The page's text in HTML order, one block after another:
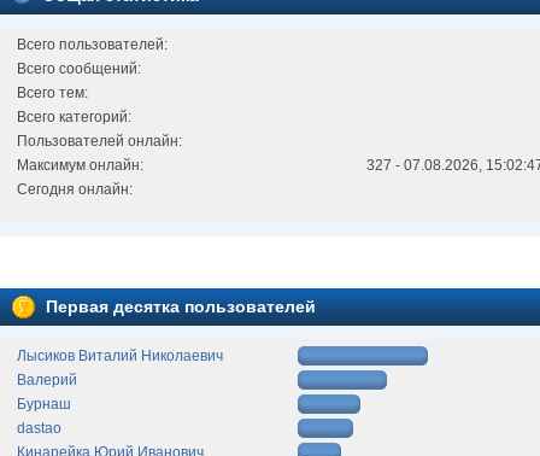
Всего пользователей:
Всего сообщений:
Всего тем:
Всего категорий:
Пользователей онлайн:
Максимум онлайн:
327 - 07.08.2026,
Сегодня онлайн:
Первая десятка пользователей
Лысиков Виталий Николаевич
Валерий
Бурнаш
dastao
Кинарейка Юрий Иванович